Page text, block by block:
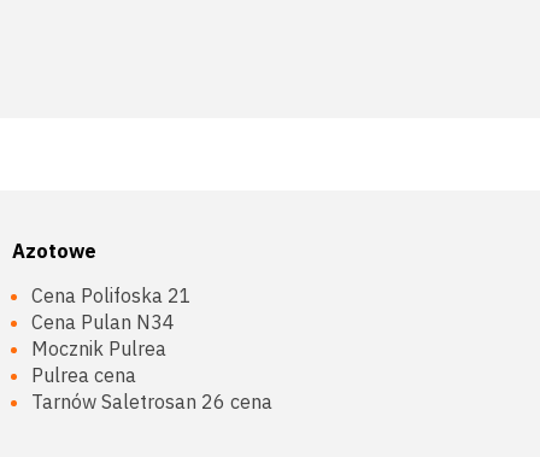
Azotowe
Cena Polifoska 21
Cena Pulan N34
Mocznik Pulrea
Pulrea cena
Tarnów Saletrosan 26 cena